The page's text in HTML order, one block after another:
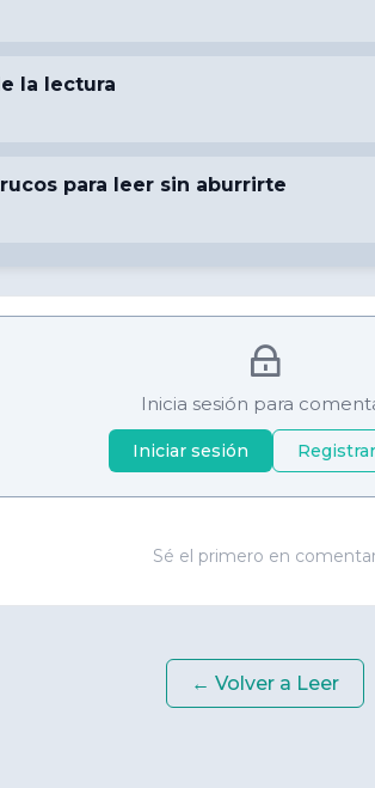
la lectura
para leer sin aburrirte
Inicia sesión para
Iniciar sesión
Sé el primero en
← Volver a Leer